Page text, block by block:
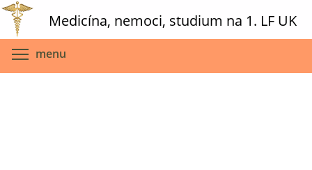
Skip
main
content
Medicína, nemoci, studium na 1. LF UK
menu